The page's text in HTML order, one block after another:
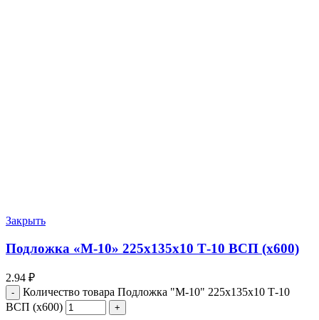
Закрыть
Подложка «М-10» 225х135х10 Т-10 ВСП (x600)
2.94 ₽
Количество товара Подложка "М-10" 225х135х10 Т-10
ВСП (x600)